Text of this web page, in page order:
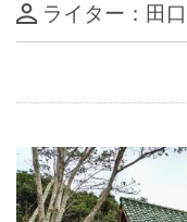
ライター：田